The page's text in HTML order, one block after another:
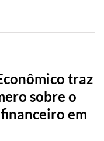
traz
sobre o
em